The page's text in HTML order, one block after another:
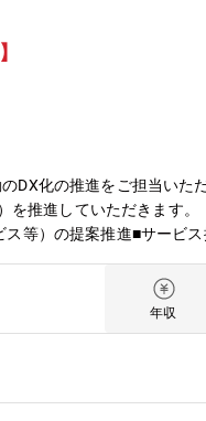
DX化の推進をご担当い
推進していただきます。
等）の提案推進■サービ
めのメディカルアフェ
ニタリングの仕組み作
年収